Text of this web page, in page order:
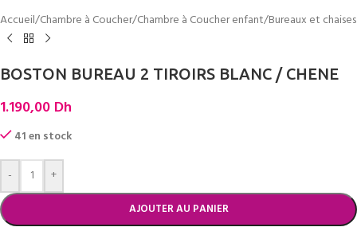
Accueil/Chambre à Coucher/Chambre à Coucher enfant/Bureaux et chaises
BOSTON BUREAU 2 TIROIRS BLANC / CHENE
1.190,00 Dh
41 en stock
- +
AJOUTER AU PANIER